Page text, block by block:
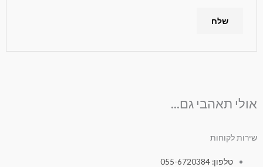
אולי תאהבי גם...
שירות לקוחות
טלפון: 055-6720384